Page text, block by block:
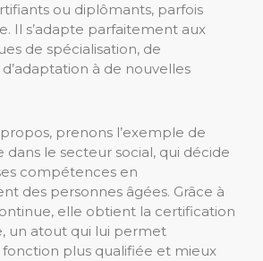
ou diplômants, parfois
Il s’adapte parfaitement aux
de spécialisation, de
à de nouvelles
prenons l’exemple de
dans le secteur social, qui décide
compétences en
des personnes âgées. Grâce à
elle obtient la certification
un atout qui lui permet
fonction plus qualifiée et mieux